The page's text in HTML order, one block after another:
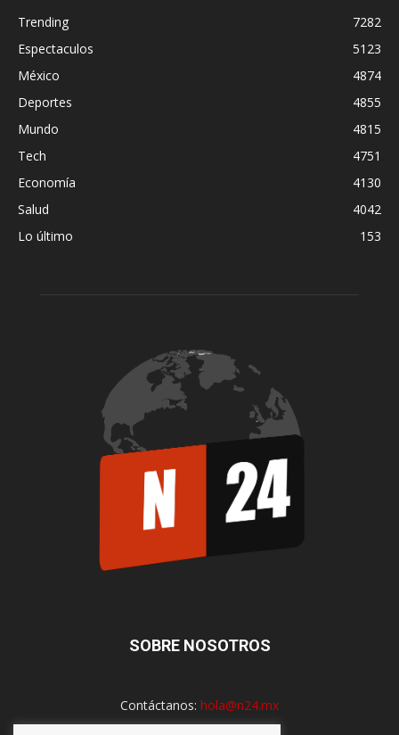
Trending
7282
Espectaculos
5123
México
4874
Deportes
4855
Mundo
4815
Tech
4751
Economía
4130
Salud
4042
Lo último
153
SOBRE NOSOTROS
Contáctanos: hola@n24.mx